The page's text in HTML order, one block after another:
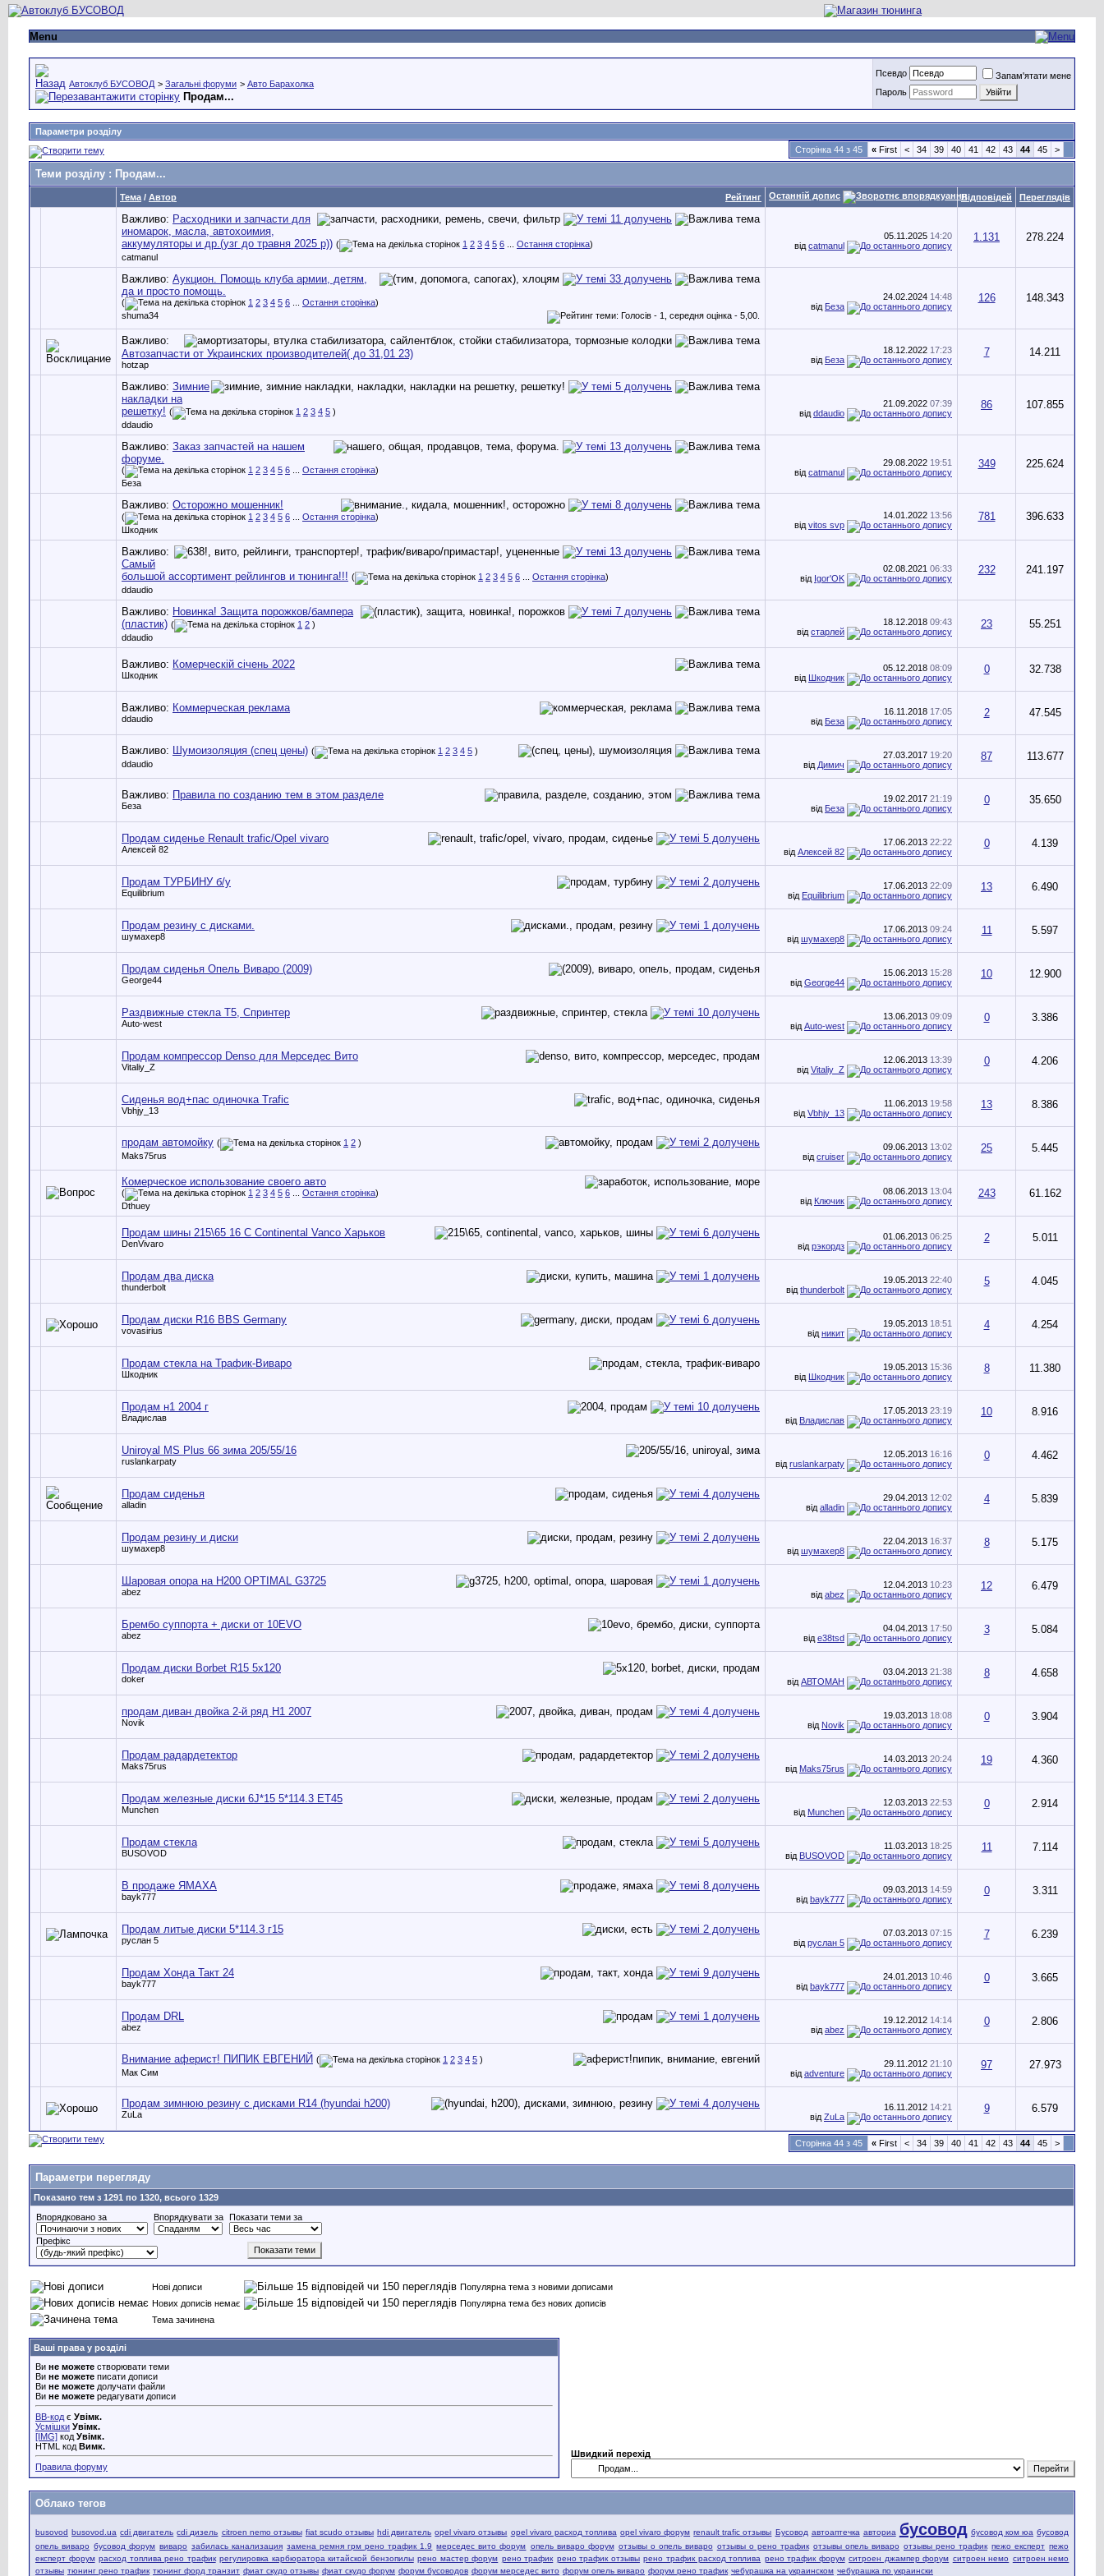
Menu
Автоклуб БУСОВОД > Загальні форуми > Авто Барахолка
Продам...
Псевдо
Запам'ятати мене
Пароль
Параметри розділу
Сторінка 44 з 45
« First < 34 39 40 41 42 43 44 45 >
Теми розділу : Продам...
Рейтинг
Тема / Автор Останній допис Відповідей Переглядів
Важливо: Расходники и запчасти для
иномарок, масла, автохоимия,
аккумуляторы и др.(узг до травня 2025 р)) ( 1 2 3 4 5 6 Остання сторінка)
catmanul
05.11.2025 14:20
від catmanul
1.131 278.224
Важливо: Аукцион. Помощь клуба армии, детям,
да и просто помощь.
( 1 2 3 4 5 6 Остання сторінка)
shuma34
24.02.2024 14:48
від Беза
126 148.343
Важливо:
Автозапчасти от Украинских производителей( до 31,01 23)
hotzap
18.12.2022 17:23
від Беза
7 14.211
Важливо: Зимние
накладки на
решетку! ( 1 2 3 4 5 )
ddaudio
21.09.2022 07:39
від ddaudio
86 107.855
Важливо: Заказ запчастей на нашем
форуме.
( 1 2 3 4 5 6 Остання сторінка)
Беза
29.08.2022 19:51
від catmanul
349 225.624
Важливо: Осторожно мошенник!
( 1 2 3 4 5 6 Остання сторінка)
Шкодник
14.01.2022 13:56
від vitos svp
781 396.633
Важливо:
Самый
большой ассортимент рейлингов и тюнинга!!! ( 1 2 3 4 5 6 Остання сторінка)
ddaudio
02.08.2021 06:33
від Igor'OK
232 241.197
Важливо: Новинка! Защита порожков/бампера
(пластик) ( 1 2 )
ddaudio
18.12.2018 09:43
від старлей
23 55.251
Важливо: Комерческій січень 2022
Шкодник
05.12.2018 08:09
від Шкодник
0 32.738
Важливо: Коммерческая реклама
ddaudio
16.11.2018 17:05
від Беза
2 47.545
Важливо: Шумоизоляция (спец цены) ( 1 2 3 4 5 )
ddaudio
27.03.2017 19:20
від Димич
87 113.677
Важливо: Правила по созданию тем в этом разделе
Беза
19.02.2017 21:19
від Беза
0 35.650
Продам сиденье Renault trafic/Opel vivaro
Алексей 82
17.06.2013 22:22
від Алексей 82
0 4.139
Продам ТУРБИНУ б/у
Equilibrium
17.06.2013 22:09
від Equilibrium
13 6.490
Продам резину с дисками.
шумахер8
17.06.2013 09:24
від шумахер8
11 5.597
Продам сиденья Опель Виваро (2009)
George44
15.06.2013 15:28
від George44
10 12.900
Раздвижные стекла Т5, Спринтер
Auto-west
13.06.2013 09:09
від Auto-west
0 3.386
Продам компрессор Denso для Мерседес Вито
Vitaliy_Z
12.06.2013 13:39
від Vitaliy_Z
0 4.206
Сиденья вод+пас одиночка Trafic
Vbhjy_13
11.06.2013 19:58
від Vbhjy_13
13 8.386
продам автомойку ( 1 2 )
Maks75rus
09.06.2013 13:02
від cruiser
25 5.445
Комерческое использование своего авто
( 1 2 3 4 5 6 Остання сторінка)
Dthuey
08.06.2013 13:04
від Ключик
243 61.162
Продам шины 215\65 16 C Continental Vanco Харьков
DenVivaro
01.06.2013 06:25
від рэкордз
2 5.011
Продам два диска
thunderbolt
19.05.2013 22:40
від thunderbolt
5 4.045
Продам диски R16 BBS Germany
vovasirius
19.05.2013 18:51
від никит
4 4.254
Продам стекла на Трафик-Виваро
Шкодник
19.05.2013 15:36
від Шкодник
8 11.380
Продам н1 2004 г
Владислав
17.05.2013 23:19
від Владислав
10 8.916
Uniroyal MS Plus 66 зима 205/55/16
ruslankarpaty
12.05.2013 16:16
від ruslankarpaty
0 4.462
Продам сиденья
alladin
29.04.2013 12:02
від alladin
4 5.839
Продам резину и диски
шумахер8
22.04.2013 16:37
від шумахер8
8 5.175
Шаровая опора на H200 OPTIMAL G3725
abez
12.04.2013 10:23
від abez
12 6.479
Брембо суппорта + диски от 10EVO
abez
04.04.2013 17:50
від e38tsd
3 5.084
Продам диски Borbet R15 5x120
doker
03.04.2013 21:38
від АВТОМАН
8 4.658
продам диван двойка 2-й ряд Н1 2007
Novik
19.03.2013 18:08
від Novik
0 3.904
Продам радардетектор
Maks75rus
14.03.2013 20:24
від Maks75rus
19 4.360
Продам железные диски 6J*15 5*114.3 ET45
Munchen
12.03.2013 22:53
від Munchen
0 2.914
Продам стекла
BUSOVOD
11.03.2013 18:25
від BUSOVOD
11 7.114
В продаже ЯМАХА
bayk777
09.03.2013 14:59
від bayk777
0 3.311
Продам литые диски 5*114.3 г15
руслан 5
07.03.2013 07:15
від руслан 5
7 6.239
Продам Хонда Такт 24
bayk777
24.01.2013 10:46
від bayk777
0 3.665
Продам DRL
abez
19.12.2012 14:14
від abez
0 2.806
Внимание аферист! ПИПИК ЕВГЕНИЙ ( 1 2 3 4 5 )
Мак Сим
29.11.2012 21:10
від adventure
97 27.973
Продам зимнюю резину с дисками R14 (hyundai h200)
ZuLa
16.11.2012 14:21
від ZuLa
9 6.579
Сторінка 44 з 45 « First < 34 39 40 41 42 43 44 45 >
Параметри перегляду
Показано тем з 1291 по 1320, всього 1329
Впорядковано за
Впорядкувати за Показати теми за
Префікс
Нові дописи
Популярна тема з новими дописами
Нових дописів немає
Популярна тема без нових дописів
Тема зачинена
Ваші права у розділі
Ви не можете створювати теми
Ви не можете писати дописи
Ви не можете долучати файли
Ви не можете редагувати дописи
BB-код є Увімк.
Усмішки Увімк.
[IMG] код Увімк.
HTML код Вимк.
Правила форуму
Швидкий перехід
Облако тегов
busovod busovod.ua cdi двигатель cdi дизель citroen nemo отзывы fiat scudo отзывы hdi двигатель opel vivaro отзывы opel vivaro расход топлива opel vivaro форум renault trafic отзывы Бусовод автоаптечка авториа бусовод бусовод ком юа бусовод
опель виваро бусовод форум виваро забилась канализация замена ремня грм рено трафик 1.9 мерседес вито форум опель виваро форум отзывы о опель виваро отзывы о рено трафик отзывы опель виваро отзывы рено трафик пежо експерт пежо
експерт форум расход топлива рено трафик регулировка карбюратора китайской бензопилы рено мастер форум рено трафик рено трафик отзывы рено трафик расход топлива рено трафик форум ситроен джампер форум ситроен немо ситроен немо
отзывы тюнинг рено трафик тюнинг форд транзит фиат скудо отзывы фиат скудо форум форум бусоводов форум мерседес вито форум опель виваро форум рено трафик чебурашка на украинском чебурашка по украински